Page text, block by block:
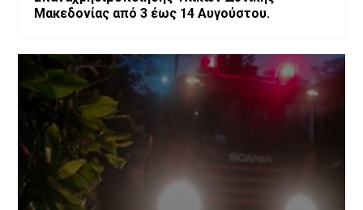
Μακεδονίας από 3 έως 14 Αυγούστου.